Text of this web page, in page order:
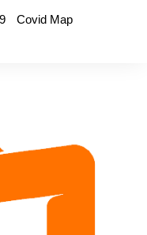
Covid Map